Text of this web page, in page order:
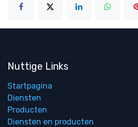
Nuttige Links
Startpagina
Diensten
Producten
Diensten en producten